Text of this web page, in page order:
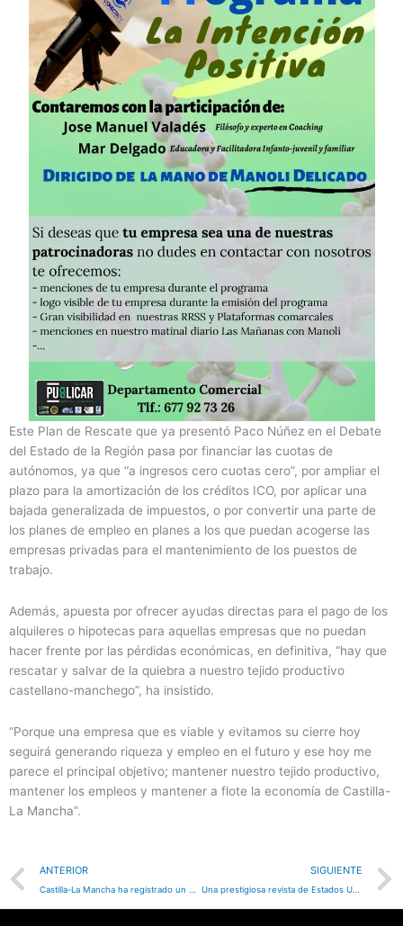
Este Plan de Rescate que ya presentó Paco Núñez en el Debate
del Estado de la Región pasa por financiar las cuotas de
autónomos, ya que “a ingresos cero cuotas cero”, por ampliar el
plazo para la amortización de los créditos ICO, por aplicar una
bajada generalizada de impuestos, o por convertir una parte de
los planes de empleo en planes a los que puedan acogerse las
empresas privadas para el mantenimiento de los puestos de
trabajo.
Además, apuesta por ofrecer ayudas directas para el pago de los
alquileres o hipotecas para aquellas empresas que no puedan
hacer frente por las pérdidas económicas, en definitiva, “hay que
rescatar y salvar de la quiebra a nuestro tejido productivo
castellano-manchego”, ha insistido.
“Porque una empresa que es viable y evitamos su cierre hoy
seguirá generando riqueza y empleo en el futuro y ese hoy me
parece el principal objetivo; mantener nuestro tejido productivo,
mantener los empleos y mantener a flote la economía de Castilla-
La Mancha”.
Prev
ANTERIOR SIGUIENTE
Una prestigiosa revista de Estados Unidos publica un vídeo sobre el empleo de simuladores quirúrgicos en el Hospital Mancha Centro